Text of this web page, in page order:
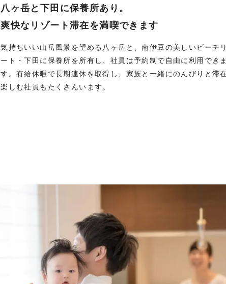
八ヶ岳と下田に保養所あり。
爽快なリゾート滞在を満喫できます
気持ちいい山岳風景を望める八ヶ岳と、南伊豆の美しいビーチ
ート・下田に保養所を所有し、社員は予約制で自由に利用できま
す。有給休暇で長期連休を取得し、家族と一緒にのんびりと滞
楽しむ社員もたくさんいます。